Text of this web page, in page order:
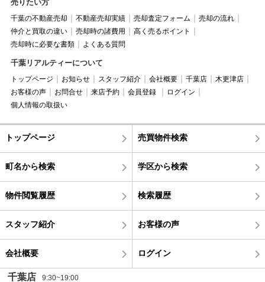
売りたい方
千葉の不動産売却 不動産売却実績 売却査定フォーム
売却の流れ
仲介と買取の違い
売却時の諸費用
高く売るポイント
売却時に必要な書類
よくある質問
千葉リアルティーについて
トップページ お知らせ スタッフ紹介 会社概要 千葉店
木更津店
お客様の声
お問合せ 来店予約 会員登録
ログイン
個人情報の取扱い
トップページ 売買物件検索
町名から検索 学区から検索
物件閲覧履歴 検索履歴
スタッフ紹介 お客様の声
会社概要 ログイン
千葉店 9:30~19:00